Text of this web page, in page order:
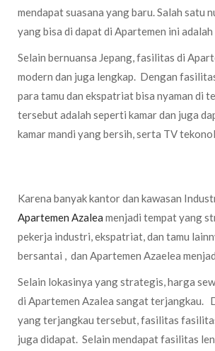
mendapat suasana yang baru. Salah satu
yang bisa di dapat di Apartemen ini
Selain bernuansa Jepang, fasilitas di
modern dan juga lengkap. Dengan
para tamu dan ekspatriat bisa nyaman di
tersebut adalah seperti kamar dan juga
kamar mandi yang bersih, serta TV
Karena banyak kantor dan kawasan
Apartemen Azalea menjadi tempat yang
pekerja industri, ekspatriat, dan tamu
bersantai , dan Apartemen Azaelea
Selain lokasinya yang strategis, harga
di Apartemen Azalea sangat terjangkau.
yang terjangkau tersebut, fasilitas
juga didapat. Selain mendapat fasilitas